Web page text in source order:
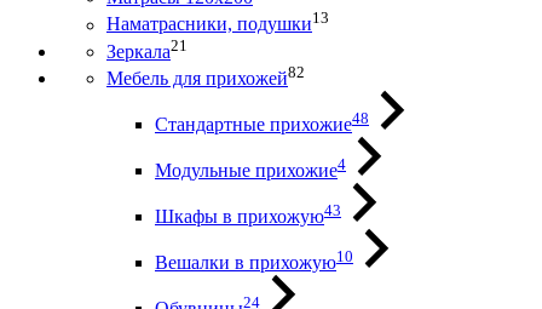
Наматрасники, подушки13
Зеркала21
Мебель для прихожей82
Стандартные прихожие48
Модульные прихожие4
Шкафы в прихожую43
Вешалки в прихожую10
24